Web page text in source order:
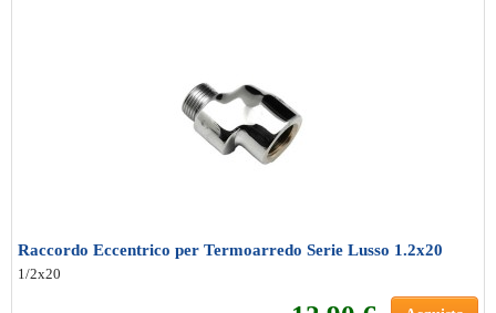
Raccordo Eccentrico per Termoarredo Serie Lusso 1.2x20
1/2x20